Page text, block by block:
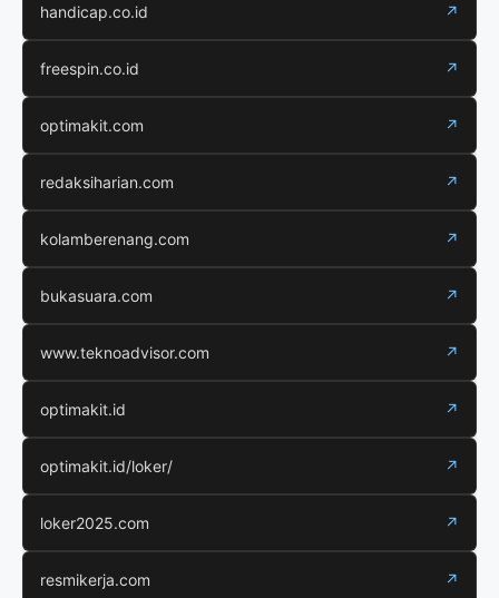
handicap.co.id ↗
freespin.co.id ↗
optimakit.com ↗
redaksiharian.com ↗
kolamberenang.com ↗
bukasuara.com ↗
www.teknoadvisor.com ↗
optimakit.id ↗
optimakit.id/loker/ ↗
loker2025.com ↗
resmikerja.com ↗